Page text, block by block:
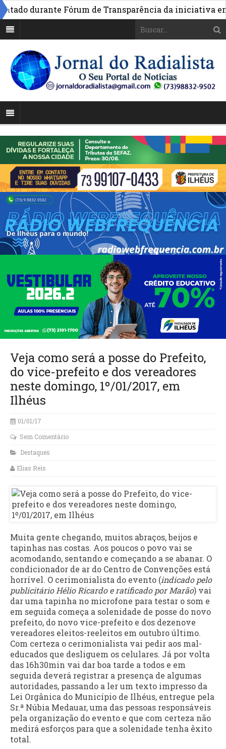
Fórum de Transparência da iniciativa em
Veja como será a posse do Prefeito,
do vice-prefeito e dos vereadores
neste domingo, 1º/01/2017, em
Ilhéus
01/01/17
Sem Comentário
Destaques
Elias Reis
Muita gente chegando, muitos abraços, beijos e
tapinhas nas costas. Aos poucos o povo vai se
acomodando, sentando e começando a se abanar. O
condicionador de ar do Centro de Convenções está
horrível. O cerimonialista do evento (indicado pelo
publicitário Hélio Ricardo e ratificado por Marão) vai
dar uma tapinha no microfone para testar o som e
em seguida começa a solenidade de posse do novo
prefeito, do novo vice-prefeito e dos dezenove
vereadores eleitos-reeleitos em outubro último.
Com certeza o cerimonialista vai pedir aos mal-
educados que desliguem os celulares. Já por volta
das 16h30min vai dar boa tarde a todos e em
seguida deverá registrar a presença de algumas
autoridades, passando a ler um texto impresso da
Lei Orgânica do Município de Ilhéus, entregue pela
Sr.ª Núbia Medauar, uma das pessoas responsáveis
pela organização do evento e que com certeza não
medirá esforços para que a solenidade tenha êxito
total.